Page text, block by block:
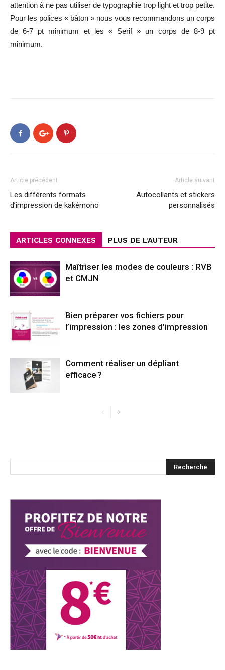
attention à ne pas utiliser de typographie trop light et trop petite.
Pour les polices « bâton » nous vous recommandons un corps
de 6-7 pt minimum et les « Serif » un corps de 8-9 pt
minimum.
Article précédent
Les différents formats
d’impression de kakémono
Article suivant
Autocollants et stickers
personnalisés
ARTICLES CONNEXES PLUS DE L'AUTEUR
Maîtriser les modes de couleurs : RVB
et CMJN
Bien préparer vos fichiers pour
l’impression : les zones d’impression
Comment réaliser un dépliant
efficace ?